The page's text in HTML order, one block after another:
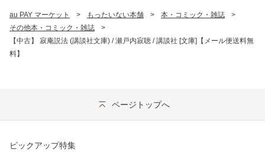
au PAY マーケット > もったいない本舗 > 本・コミック・雑誌
>
その他本・コミック・雑誌
>
【中古】 寂庵説法 (講談社文庫) / 瀬戸内寂聴 / 講談社 [文庫]【メール便送料無
料】
ページトップへ
ピックアップ特集